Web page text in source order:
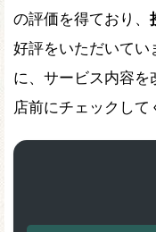
の評価を得ており、
好評をいただいてい
に、サービス内容
店前にチェックして